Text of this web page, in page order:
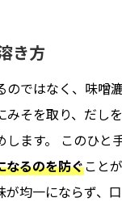
き方
ではなく、味噌
みそを取り、だし
ます。 このひと
なるのを防ぐこと
が均一にならず、